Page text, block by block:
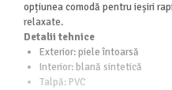
opțiunea comodă pentru ieșiri
relaxate.
Detalii tehnice
Exterior: piele întoarsă
Interior: blană sintetică
Talpă: PVC